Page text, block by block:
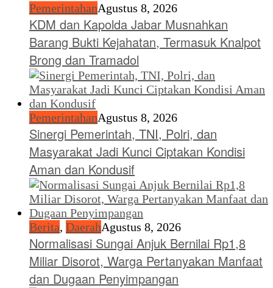
PemerintahanAgustus 8, 2026
KDM dan Kapolda Jabar Musnahkan
Barang Bukti Kejahatan, Termasuk Knalpot
Brong dan Tramadol
PemerintahanAgustus 8, 2026
Sinergi Pemerintah, TNI, Polri, dan
Masyarakat Jadi Kunci Ciptakan Kondisi
Aman dan Kondusif
Berita, DaerahAgustus 8, 2026
Normalisasi Sungai Anjuk Bernilai Rp1,8
Miliar Disorot, Warga Pertanyakan Manfaat
dan Dugaan Penyimpangan